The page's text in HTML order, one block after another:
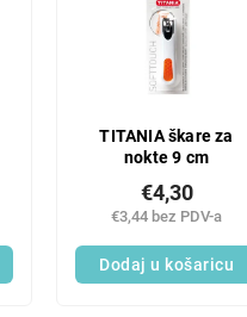
TITANIA škare za
nokte 9 cm
€3,44 bez PDV-a
€4,30
Dodaj u košaricu